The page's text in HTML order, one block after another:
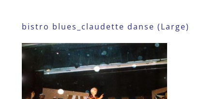
bistro blues_claudette danse (Large)